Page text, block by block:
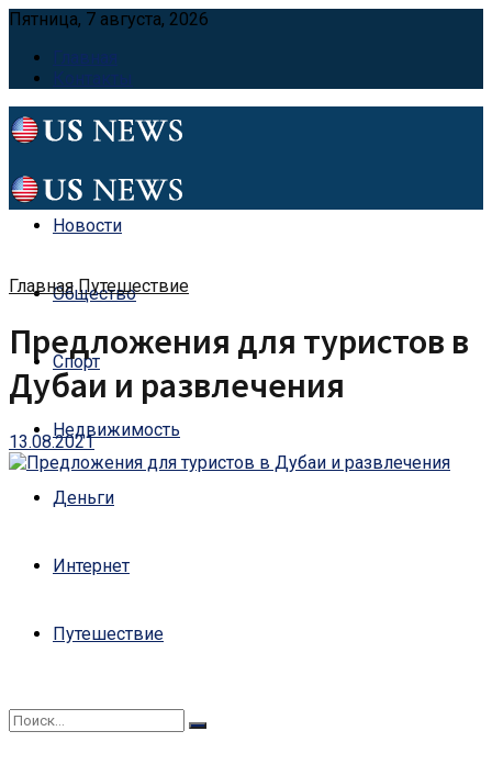
Пятница, 7 августа, 2026
Главная
Контакты
Новости
Общество
Спорт
Недвижимость
Деньги
Интернет
Путешествие
Главная Путешествие
Предложения для туристов в
Дубаи и развлечения
13.08.2021